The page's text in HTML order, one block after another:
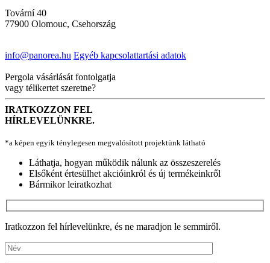
Tovární 40
77900 Olomouc, Csehország
info@panorea.hu Egyéb kapcsolattartási adatok
Pergola vásárlását fontolgatja
vagy télikertet szeretne?
IRATKOZZON FEL
HÍRLEVELÜNKRE.
*a képen egyik ténylegesen megvalósított projektünk látható
Láthatja, hogyan működik nálunk az összeszerelés
Elsőként értesülhet akcióinkról és új termékeinkről
Bármikor leiratkozhat
Iratkozzon fel hírlevelünkre, és ne maradjon le semmiről.